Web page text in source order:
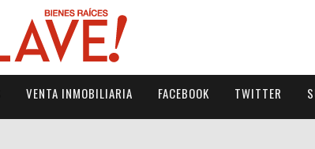
VENTA INMOBILIARIA FACEBOOK TWITTER